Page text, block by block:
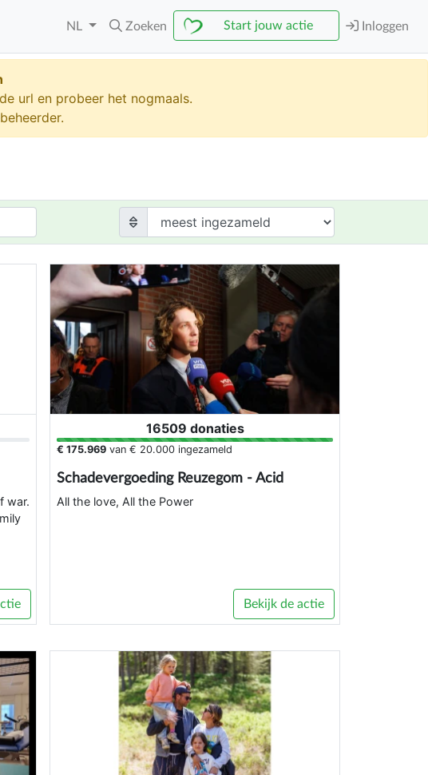
NL Zoeken Start jouw actie Inloggen
url en probeer het nogmaals.
war.
16509 donaties
€ 175.969 van € 20.000 ingezameld
Schadevergoeding Reuzegom - Acid
All the love, All the Power
Bekijk de actie